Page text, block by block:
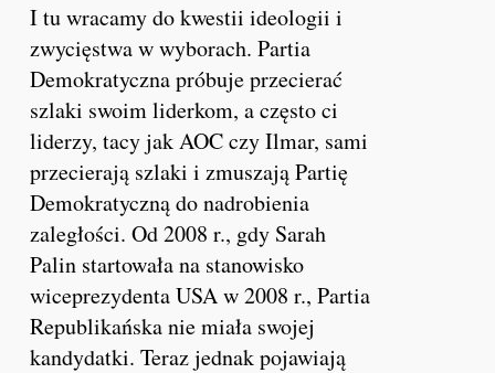
I tu wracamy do kwestii ideologii i
zwycięstwa w wyborach. Partia
Demokratyczna próbuje przecierać
szlaki swoim liderkom, a często ci
liderzy, tacy jak AOC czy Ilmar, sami
przecierają szlaki i zmuszają Partię
Demokratyczną do nadrobienia
zaległości. Od 2008 r., gdy Sarah
Palin startowała na stanowisko
wiceprezydenta USA w 2008 r., Partia
Republikańska nie miała swojej
kandydatki. Teraz jednak pojawiają